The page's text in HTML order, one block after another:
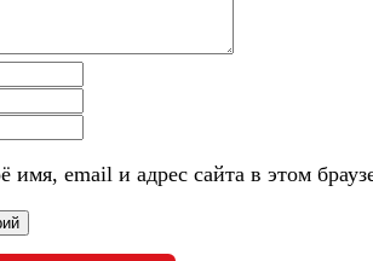
имя, email и адрес сайта в этом